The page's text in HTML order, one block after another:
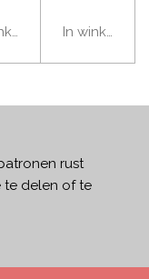
In
rust
te delen of te